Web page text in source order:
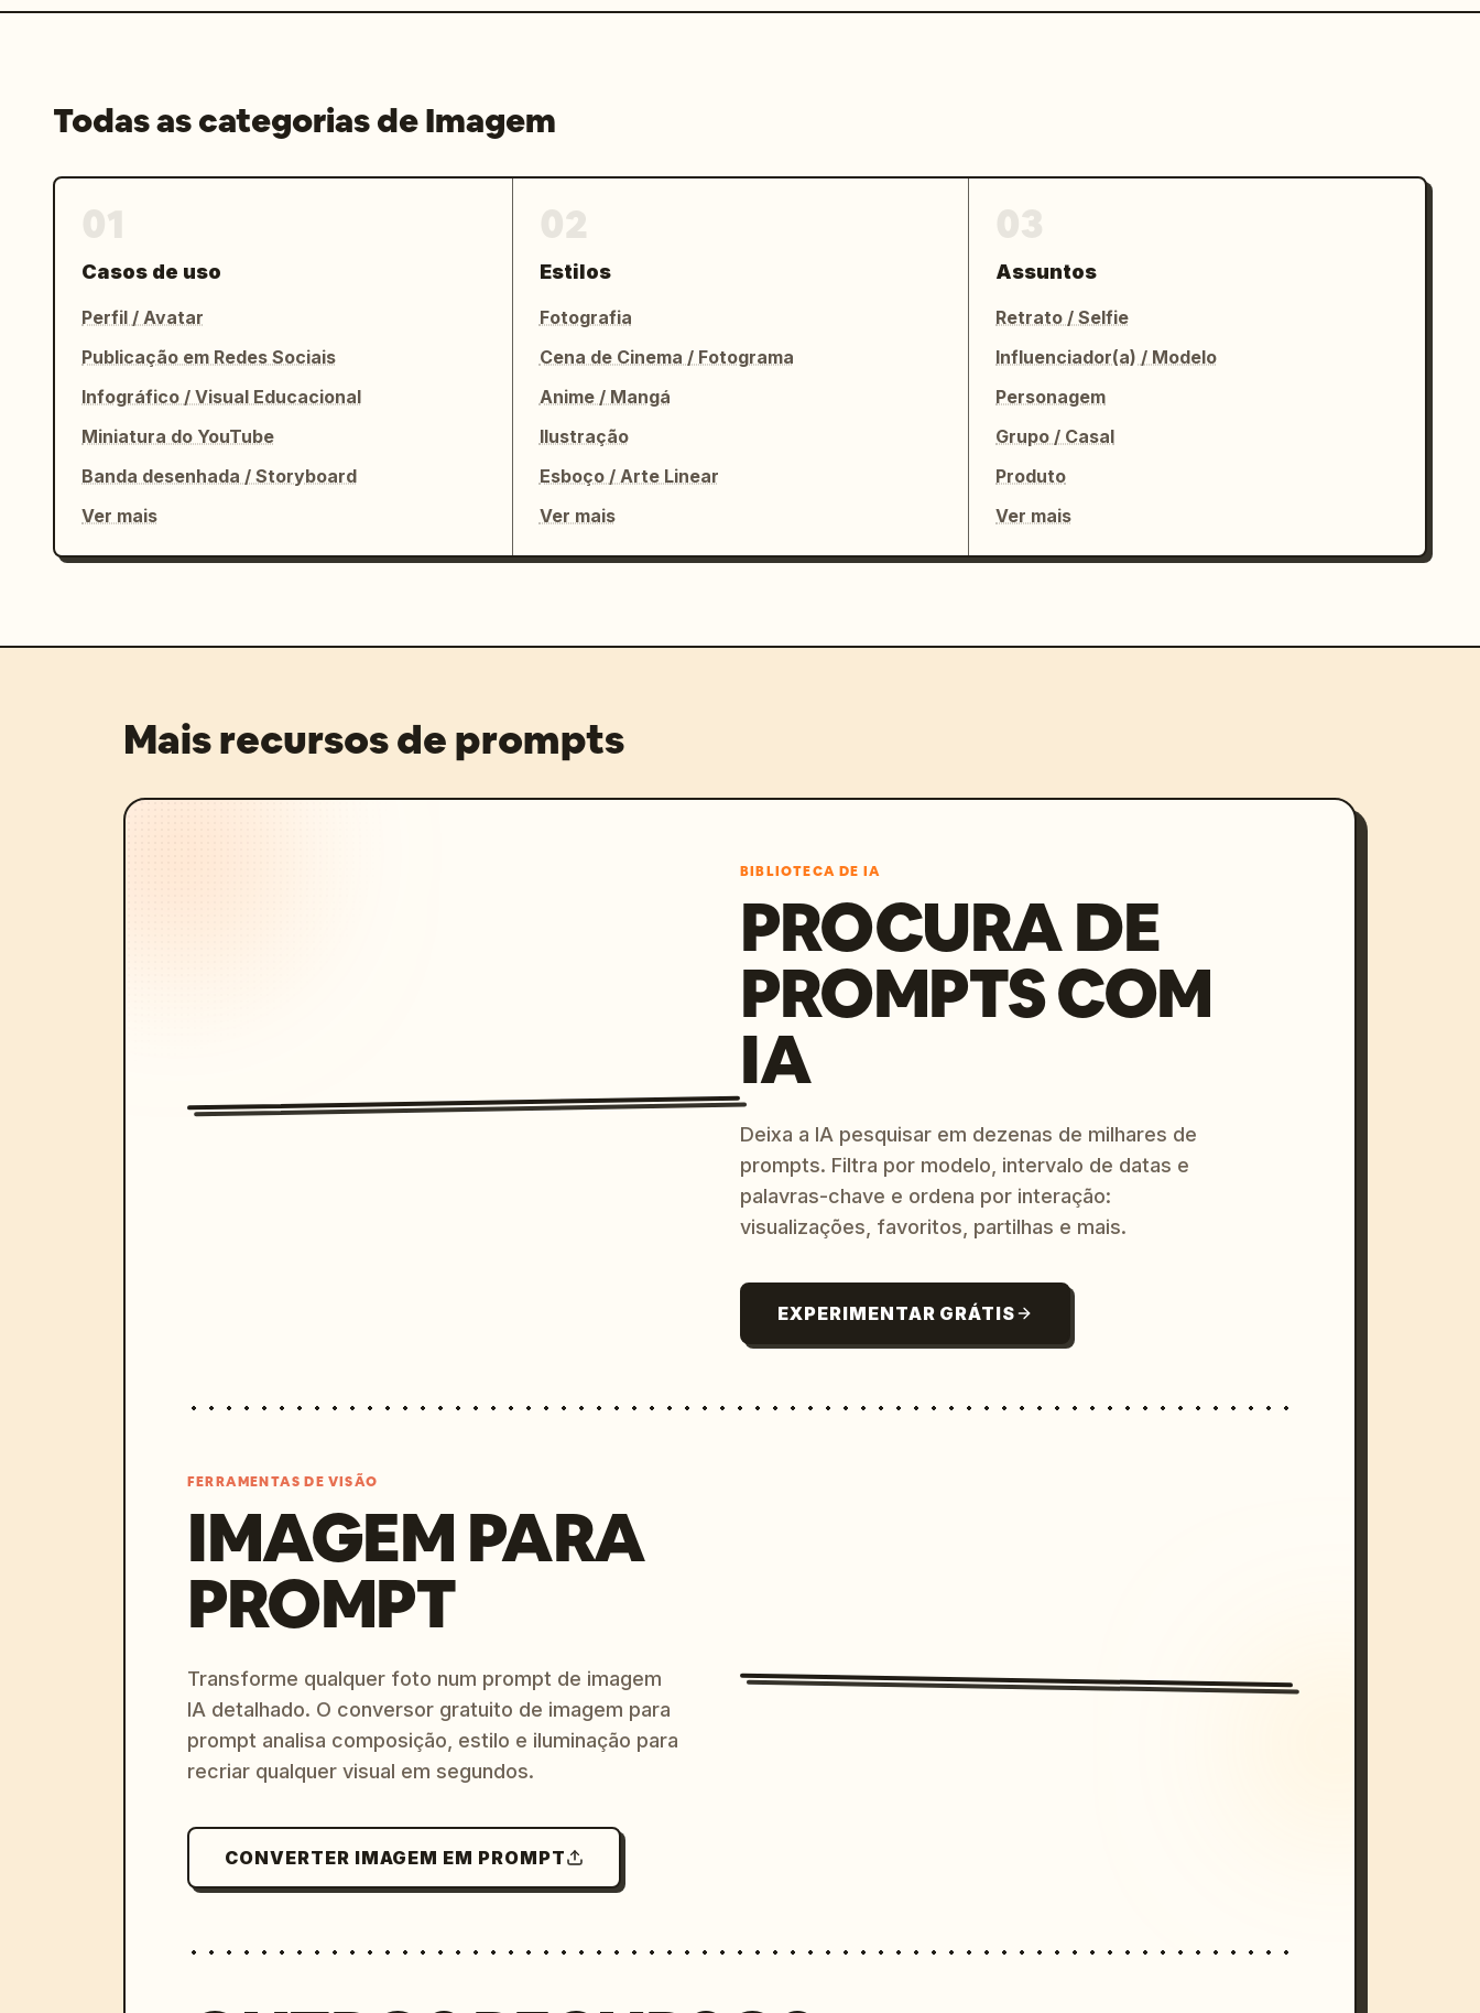
Todas as categorias de Imagem
Casos de uso
Perfil / Avatar
Publicação em Redes Sociais
Infográfico / Visual Educacional
Miniatura do YouTube
Banda desenhada / Storyboard
Ver mais
Estilos
Fotografia
Cena de Cinema / Fotograma
Anime / Mangá
Ilustração
Esboço / Arte Linear
Ver mais
Assuntos
Retrato / Selfie
Influenciador(a) / Modelo
Personagem
Grupo / Casal
Produto
Ver mais
Mais recursos de prompts
BIBLIOTECA DE IA
PROCURA DE
PROMPTS COM
IA
Deixa a IA pesquisar em dezenas de milhares de
prompts. Filtra por modelo, intervalo de datas e
palavras-chave e ordena por interação:
visualizações, favoritos, partilhas e mais.
EXPERIMENTAR GRÁTIS
FERRAMENTAS DE VISÃO
IMAGEM PARA
PROMPT
Transforme qualquer foto num prompt de imagem
IA detalhado. O conversor gratuito de imagem para
prompt analisa composição, estilo e iluminação para
recriar qualquer visual em segundos.
CONVERTER IMAGEM EM PROMPT